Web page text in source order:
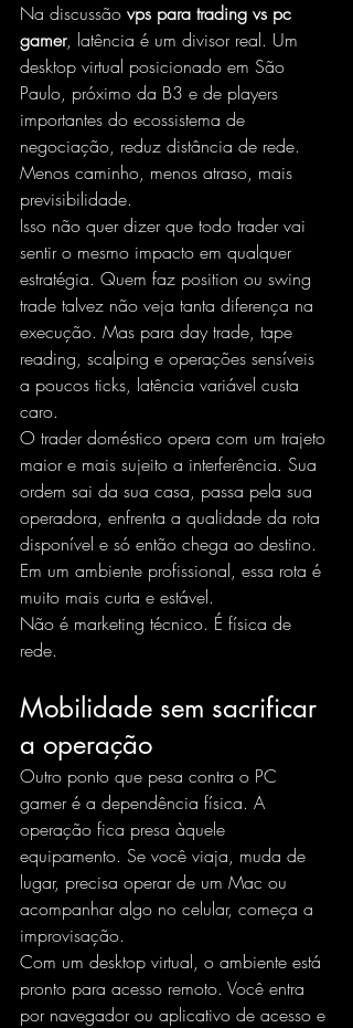
Na discussão vps para trading vs pc
gamer, latência é um divisor real. Um
desktop virtual posicionado em São
Paulo, próximo da B3 e de players
importantes do ecossistema de
negociação, reduz distância de rede.
Menos caminho, menos atraso, mais
previsibilidade.
Isso não quer dizer que todo trader vai
sentir o mesmo impacto em qualquer
estratégia. Quem faz position ou swing
trade talvez não veja tanta diferença na
execução. Mas para day trade, tape
reading, scalping e operações sensíveis
a poucos ticks, latência variável custa
caro.
O trader doméstico opera com um trajeto
maior e mais sujeito a interferência. Sua
ordem sai da sua casa, passa pela sua
operadora, enfrenta a qualidade da rota
disponível e só então chega ao destino.
Em um ambiente profissional, essa rota é
muito mais curta e estável.
Não é marketing técnico. É física de
rede.
Mobilidade sem sacrificar
a operação
Outro ponto que pesa contra o PC
gamer é a dependência física. A
operação fica presa àquele
equipamento. Se você viaja, muda de
lugar, precisa operar de um Mac ou
acompanhar algo no celular, começa a
improvisação.
Com um desktop virtual, o ambiente está
pronto para acesso remoto. Você entra
por navegador ou aplicativo de acesso e